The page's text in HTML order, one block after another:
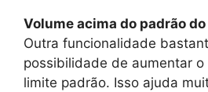
Volume acima do padrão
Outra funcionalidade
possibilidade de aumentar
limite padrão. Isso ajuda